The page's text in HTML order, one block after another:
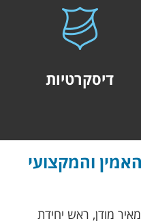
דיסקרטיות
והמקצועי
מודן, ראש יחידת